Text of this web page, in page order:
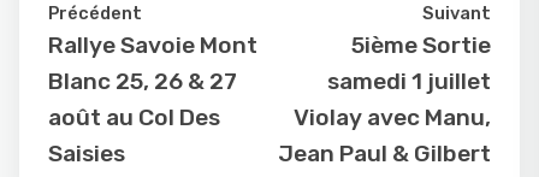
Précédent
Rallye Savoie Mont
Blanc 25, 26 & 27
août au Col Des
Saisies
Suivant
5ième Sortie
samedi 1 juillet
Violay avec Manu,
Jean Paul & Gilbert